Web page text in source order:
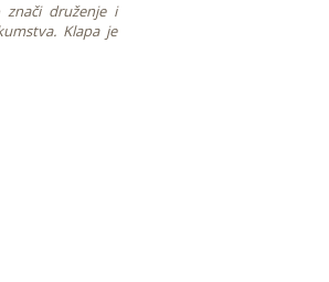
druženje i
Klapa je